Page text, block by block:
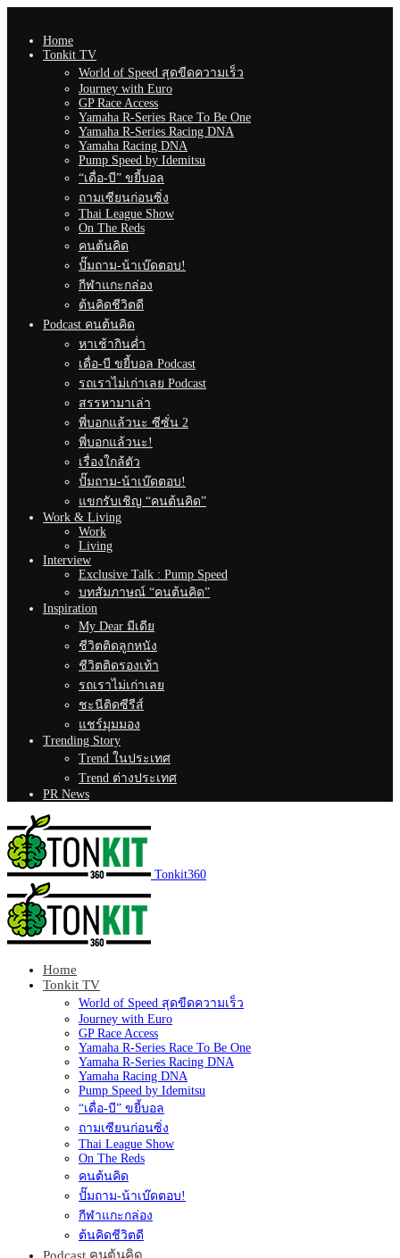
Home
Tonkit TV
World of Speed สุดขีดความเร็ว
Journey with Euro
GP Race Access
Yamaha R-Series Race To Be One
Yamaha R-Series Racing DNA
Yamaha Racing DNA
Pump Speed by Idemitsu
“เดื่อ-บี” ขยี้บอล
ถามเซียนก่อนซิ่ง
Thai League Show
On The Reds
คนต้นคิด
ปั๊มถาม-น้าเบ๊ดตอบ!
กีฬาแกะกล่อง
ต้นคิดชีวิตดี
Podcast คนต้นคิด
หาเช้ากินค่ำ
เดื่อ-บี ขยี้บอล Podcast
รถเราไม่เก่าเลย Podcast
สรรหามาเล่า
พี่บอกแล้วนะ ซีซั่น 2
พี่บอกแล้วนะ!
เรื่องใกล้ตัว
ปั๊มถาม-น้าเบ๊ดตอบ!
แขกรับเชิญ “คนต้นคิด”
Work & Living
Work
Living
Interview
Exclusive Talk : Pump Speed
บทสัมภาษณ์ “คนต้นคิด”
Inspiration
My Dear มีเดีย
ชีวิตติดลูกหนัง
ชีวิตติดรองเท้า
รถเราไม่เก่าเลย
ชะนีติดซีรีส์
แชร์มุมมอง
Trending Story
Trend ในประเทศ
Trend ต่างประเทศ
PR News
Tonkit360
Home
Tonkit TV
World of Speed สุดขีดความเร็ว
Journey with Euro
GP Race Access
Yamaha R-Series Race To Be One
Yamaha R-Series Racing DNA
Yamaha Racing DNA
Pump Speed by Idemitsu
“เดื่อ-บี” ขยี้บอล
ถามเซียนก่อนซิ่ง
Thai League Show
On The Reds
คนต้นคิด
ปั๊มถาม-น้าเบ๊ดตอบ!
กีฬาแกะกล่อง
ต้นคิดชีวิตดี